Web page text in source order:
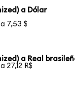
a Dólar
7,53 $
a Real
27,12 R$